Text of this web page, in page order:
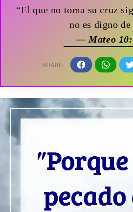
“El que no toma su cruz
no es digno
— Mateo